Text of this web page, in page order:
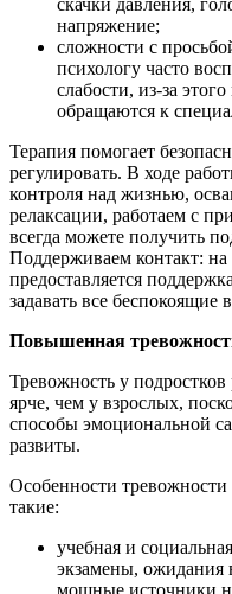
напряжение;
сложности с
психологу часто
слабости, из-за
обращаются к
Терапия помогает
регулировать. В ходе
контроля над жизнью,
релаксации, работаем с
всегда можете получить
Поддерживаем контакт:
предоставляется
задавать все беспокоящие
Повышенная
Тревожность у подростков
ярче, чем у взрослых,
способы эмоциональной
развиты.
Особенности тревожности
такие:
учебная и
экзамены, ожидания
мощные источники